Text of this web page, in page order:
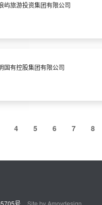
屿旅游投资集团有限公司
国有控股集团有限公司
4 5 6 7 8
号 Site by Amoydesign